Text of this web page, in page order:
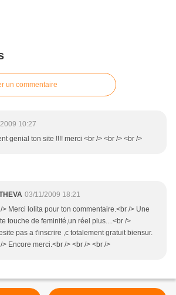
un commentaire
10:27
genial ton site !!!! merci <br /> <br /> <br />
03/11/2009 18:21
> Merci lolita pour ton commentaire.<br /> Une
touche de feminité,un réel plus....<br />
pas a t'inscrire ,c totalement gratuit biensur.
> Encore merci.<br /> <br /> <br />